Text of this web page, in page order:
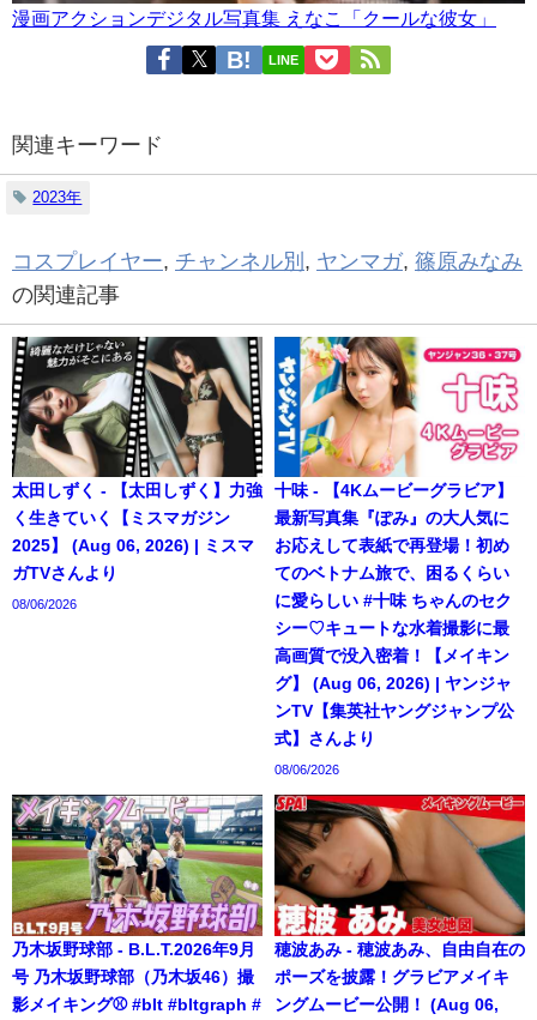
漫画アクションデジタル写真集 えなこ「クールな彼女」
LINE
関連キーワード
2023年
コスプレイヤー, チャンネル別 , ヤンマガ, 篠原みなみ
の関連記事
太田しずく - 【太田しずく】力強
く生きていく【ミスマガジン
2025】 (Aug 06, 2026) | ミスマ
ガTVさんより
08/06/2026
十味 - 【4Kムービーグラビア】
最新写真集『ぽみ』の大人気に
お応えして表紙で再登場！初め
てのベトナム旅で、困るくらい
に愛らしい #十味 ちゃんのセク
シー♡キュートな水着撮影に最
高画質で没入密着！【メイキン
グ】 (Aug 06, 2026) | ヤンジャ
ンTV【集英社ヤングジャンプ公
式】さんより
08/06/2026
乃木坂野球部 - B.L.T.2026年9月
号 乃木坂野球部（乃木坂46）撮
影メイキング⚾️ #blt #bltgraph #
穂波あみ - 穂波あみ、自由自在の
ポーズを披露！グラビアメイキ
ングムービー公開！ (Aug 06,